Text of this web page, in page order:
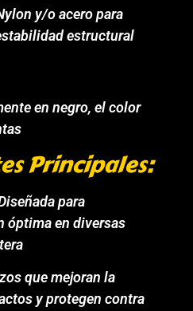
y/o acero para
estructural
en negro, el color
Principales:
para
óptima en diversas
que mejoran la
y protegen contra